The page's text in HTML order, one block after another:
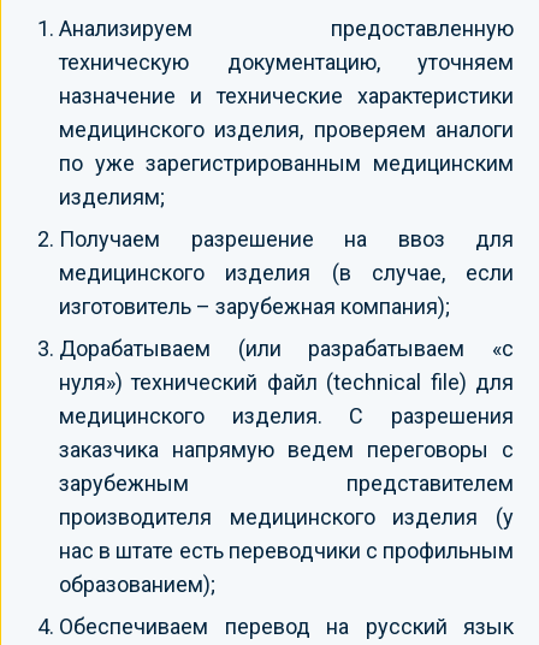
Анализируем предоставленную
техническую документацию, уточняем
назначение и технические характеристики
медицинского изделия, проверяем аналоги
по уже зарегистрированным медицинским
изделиям;
Получаем разрешение на ввоз для
медицинского изделия (в случае, если
изготовитель – зарубежная компания);
Дорабатываем (или разрабатываем «с
нуля») технический файл (technical file) для
медицинского изделия. С разрешения
заказчика напрямую ведем переговоры с
зарубежным представителем
производителя медицинского изделия (у
нас в штате есть переводчики с профильным
образованием);
Обеспечиваем перевод на русский язык